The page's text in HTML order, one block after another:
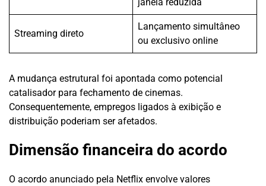
Streaming direto
Lançamento simultâneo
ou exclusivo online
A mudança estrutural foi apontada como potencial
catalisador para fechamento de cinemas.
Consequentemente, empregos ligados à exibição e
distribuição poderiam ser afetados.
Dimensão financeira do acordo
O acordo anunciado pela Netflix envolve valores